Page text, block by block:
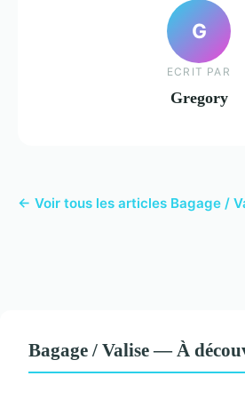
G
ECRIT PAR
Gregory
← Voir tous les articles Bagage /
Bagage / Valise — À